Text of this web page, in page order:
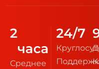
Среднее
2
часа
24/7